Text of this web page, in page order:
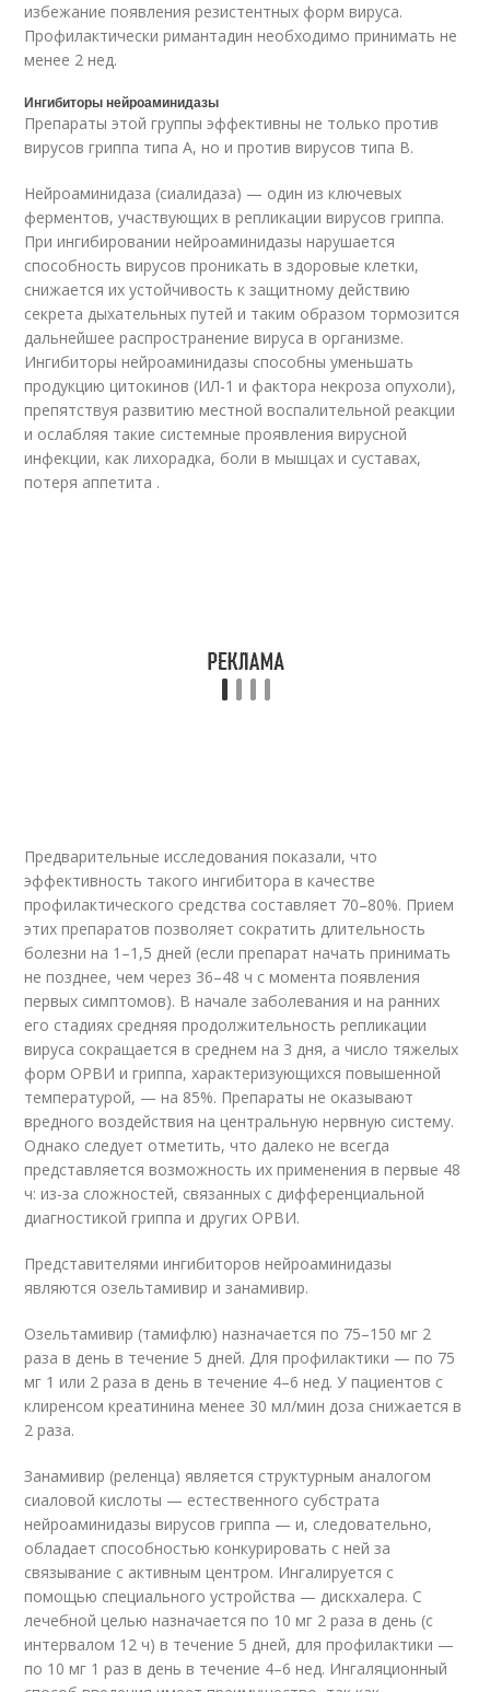
избежание появления резистентных форм вируса.
Профилактически римантадин необходимо принимать не
менее 2 нед.
Ингибиторы нейроаминидазы
Препараты этой группы эффективны не только против
вирусов гриппа типа А, но и против вирусов типа В.
Нейроаминидаза (сиалидаза) — один из ключевых
ферментов, участвующих в репликации вирусов гриппа.
При ингибировании нейроаминидазы нарушается
способность вирусов проникать в здоровые клетки,
снижается их устойчивость к защитному действию
секрета дыхательных путей и таким образом тормозится
дальнейшее распространение вируса в организме.
Ингибиторы нейроаминидазы способны уменьшать
продукцию цитокинов (ИЛ-1 и фактора некроза опухоли),
препятствуя развитию местной воспалительной реакции
и ослабляя такие системные проявления вирусной
инфекции, как лихорадка, боли в мышцах и суставах,
потеря аппетита .
Предварительные исследования показали, что
эффективность такого ингибитора в качестве
профилактического средства составляет 70–80%. Прием
этих препаратов позволяет сократить длительность
болезни на 1–1,5 дней (если препарат начать принимать
не позднее, чем через 36–48 ч с момента появления
первых симптомов). В начале заболевания и на ранних
его стадиях средняя продолжительность репликации
вируса сокращается в среднем на 3 дня, а число тяжелых
форм ОРВИ и гриппа, характеризующихся повышенной
температурой, — на 85%. Препараты не оказывают
вредного воздействия на центральную нервную систему.
Однако следует отметить, что далеко не всегда
представляется возможность их применения в первые 48
ч: из-за сложностей, связанных с дифференциальной
диагностикой гриппа и других ОРВИ.
Представителями ингибиторов нейроаминидазы
являются озельтамивир и занамивир.
Озельтамивир (тамифлю) назначается по 75–150 мг 2
раза в день в течение 5 дней. Для профилактики — по 75
мг 1 или 2 раза в день в течение 4–6 нед. У пациентов с
клиренсом креатинина менее 30 мл/мин доза снижается в
2 раза.
Занамивир (реленца) является структурным аналогом
сиаловой кислоты — естественного субстрата
нейроаминидазы вирусов гриппа — и, следовательно,
обладает способностью конкурировать с ней за
связывание с активным центром. Ингалируется с
помощью специального устройства — дискхалера. С
лечебной целью назначается по 10 мг 2 раза в день (с
интервалом 12 ч) в течение 5 дней, для профилактики —
по 10 мг 1 раз в день в течение 4–6 нед. Ингаляционный